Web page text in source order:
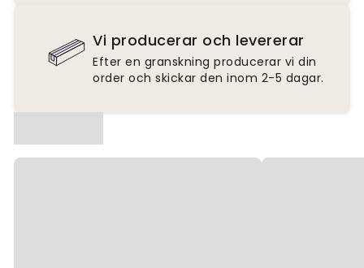
Vi producerar och levererar
Efter en granskning producerar vi din
order och skickar den inom 2-5 dagar.